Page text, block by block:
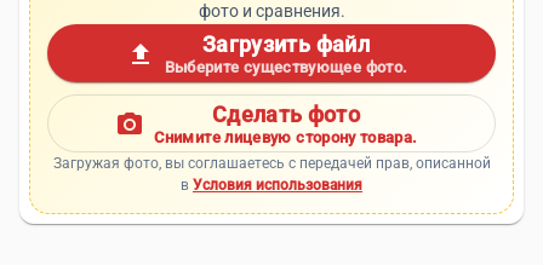
фото и сравнения.
upload Загрузить файл
Выберите существующее фото.
photo_camera Сделать фото
Снимите лицевую сторону товара.
Загружая фото, вы соглашаетесь с передачей прав, описанной
в Условия использования